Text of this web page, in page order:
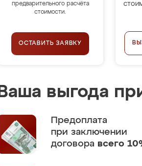
предварительного расчёта
стоимости.
ОСТАВИТЬ ЗАЯВКУ
Ваша выгода
Предоплата
при заключении
договора всего